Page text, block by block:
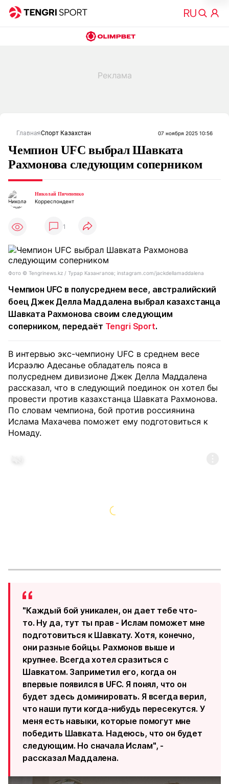
ГлавнаяСпорт Казахстан 07 ноября 2025 10:56
Чемпион UFC выбрал Шавката
Рахмонова следующим соперником
Николай Пичененко
Корреспондент
1
Фото ©️ Tengrinews.kz / Турар Казангапов; instagram.com/jackdellamaddalena
Чемпион UFC в полусреднем весе, австралийский
боец Джек Делла Маддалена выбрал казахстанца
Шавката Рахмонова своим следующим
соперником, передаёт Tengri Sport.
В интервью экс-чемпиону UFC в среднем весе
Исраэлю Адесанье обладатель пояса в
полусреднем дивизионе Джек Делла Маддалена
рассказал, что в следующий поединок он хотел бы
провести против казахстанца Шавката Рахмонова.
По словам чемпиона, бой против россиянина
Ислама Махачева поможет ему подготовиться к
Номаду.
"Каждый бой уникален, он дает тебе что-
то. Ну да, тут ты прав - Ислам поможет мне
подготовиться к Шавкату. Хотя, конечно,
они разные бойцы. Рахмонов выше и
крупнее. Всегда хотел сразиться с
Шавкатом. Заприметил его, когда он
впервые появился в UFC. Я понял, что он
будет здесь доминировать. Я всегда верил,
что наши пути когда-нибудь пересекутся. У
меня есть навыки, которые помогут мне
победить Шавката. Надеюсь, что он будет
следующим. Но сначала Ислам", -
рассказал Маддалена.